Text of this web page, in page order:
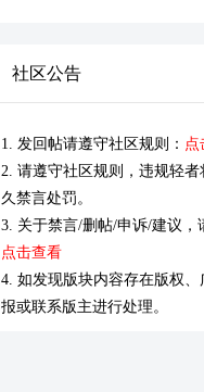
社区公告
1. 发回帖请遵守社区规则： 点
2. 请遵守社区规则，违规轻
久禁言处罚。
3. 关于禁言/删帖/申诉/建议，
点击查看
4. 如发现版块内容存在版权
报或联系版主进行处理。